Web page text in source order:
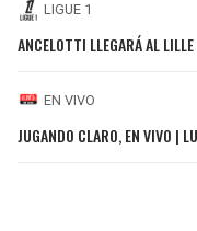
LIGUE 1
ANCELOTTI LLEGARÁ AL
EN VIVO
JUGANDO CLARO, EN VIVO |